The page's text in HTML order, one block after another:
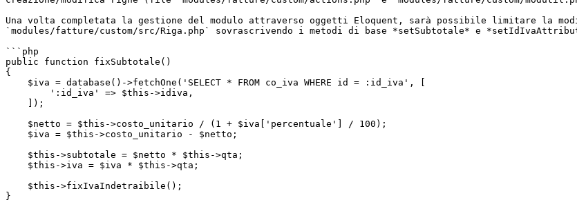
Una volta completata la gestione del modulo attraverso oggetti Eloquent, sarà possibile limitare la
`modules/fatture/custom/src/Riga.php` sovrascrivendo i metodi di base *setSubtotale* e
```php
public function fixSubtotale()
{
}